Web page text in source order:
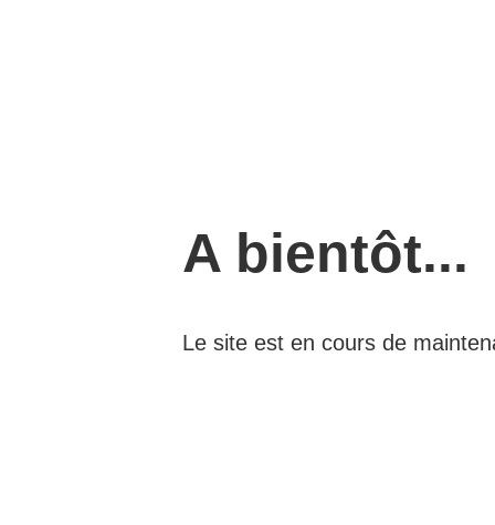
A bientôt...
Le site est en cours de